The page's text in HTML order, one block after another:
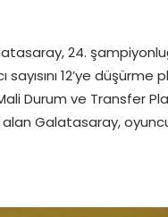
24.
12’ye düşürme
ve Transfer
Galatasaray,